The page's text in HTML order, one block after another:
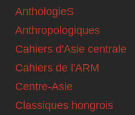
AnthologieS
Anthropologiques
Cahiers d'Asie centrale
Cahiers de l'ARM
Centre-Asie
Classiques hongrois